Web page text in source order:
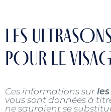
LES
POUR LE
Ces informations sur
vous sont données à
ne sauraient se